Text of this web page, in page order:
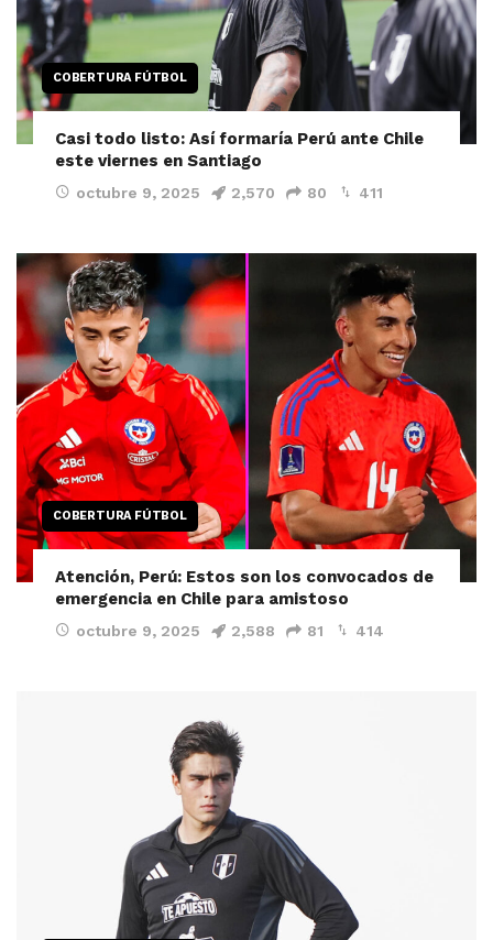
COBERTURA FÚTBOL
Casi todo listo: Así formaría Perú ante Chile
este viernes en Santiago
octubre 9, 2025 2,570 80 411
COBERTURA FÚTBOL
Atención, Perú: Estos son los convocados de
emergencia en Chile para amistoso
octubre 9, 2025 2,588 81 414